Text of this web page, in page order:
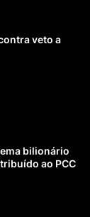
veto a
bilionário
ao PCC